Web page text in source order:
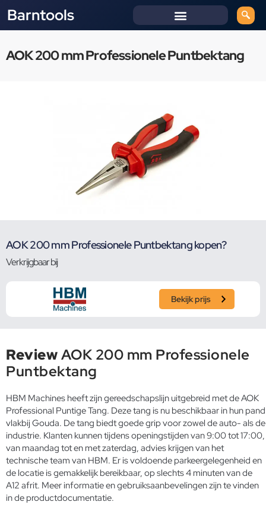
Barntools
AOK 200 mm Professionele Puntbektang
AOK 200 mm Professionele Puntbektang kopen?
Verkrijgbaar bij
Bekijk prijs
ReviewAOK 200 mm Professionele
Puntbektang
HBM Machines heeft zijn gereedschapslijn uitgebreid met de AOK
Professional Puntige Tang. Deze tang is nu beschikbaar in hun pand
vlakbij Gouda. De tang biedt goede grip voor zowel de auto- als de
industrie. Klanten kunnen tijdens openingstijden van 9:00 tot 17:00,
van maandag tot en met zaterdag, advies krijgen van het
technische team van HBM. Er is voldoende parkeergelegenheid en
de locatie is gemakkelijk bereikbaar, op slechts 4 minuten van de
A12 afrit. Meer informatie en gebruiksaanbevelingen zijn te vinden
in de productdocumentatie.